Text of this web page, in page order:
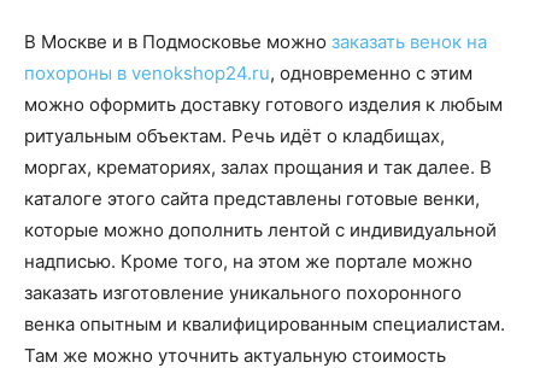
В Москве и в Подмосковье можно заказать венок на
похороны в venokshop24.ru, одновременно с этим
можно оформить доставку готового изделия к любым
ритуальным объектам. Речь идёт о кладбищах,
моргах, крематориях, залах прощания и так далее. В
каталоге этого сайта представлены готовые венки,
которые можно дополнить лентой с индивидуальной
надписью. Кроме того, на этом же портале можно
заказать изготовление уникального похоронного
венка опытным и квалифицированным специалистам.
Там же можно уточнить актуальную стоимость